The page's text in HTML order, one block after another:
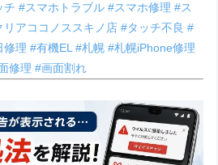
チ#スマホトラブル#スマホ修理#ス
リアココノススキノ店#タッチ不良#
修理#有機EL#札幌#札幌iPhone修理
修理#画面割れ